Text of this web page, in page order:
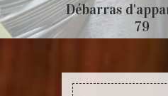
79
Débarras
79